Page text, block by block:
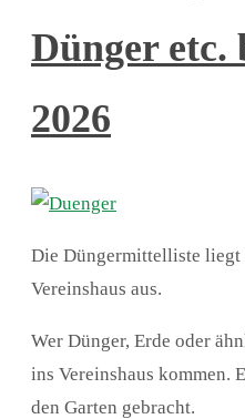
Dünger etc.
2026
Die Düngermittelliste liegt
Vereinshaus aus.
Wer Dünger, Erde oder
ins Vereinshaus kommen.
den Garten gebracht.